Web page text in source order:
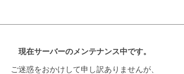
現在サーバーのメンテナンス中です。
ご迷惑をおかけして申し訳ありませんが、